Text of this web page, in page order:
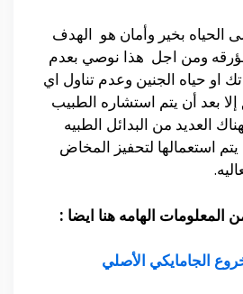
الحياه بخير وأمان هو الهدف
ومن اجل هذا نوصي بعدم
او حياه الجنين وعدم تناول اي
بعد أن يتم استشاره الطبيب
العديد من البدائل الطبيه
استعمالها لتحفيز المخاض
الهامه هنا ايضا :
الجامايكي الأصلي